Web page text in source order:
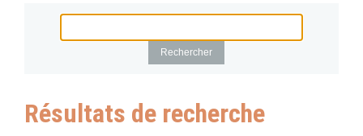
Résultats de recherche